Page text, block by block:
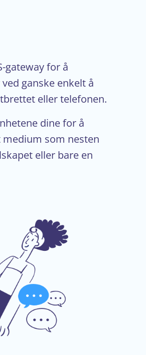
gateway for å
ganske enkelt å
eller telefonen.
dine for å
som nesten
eller bare en